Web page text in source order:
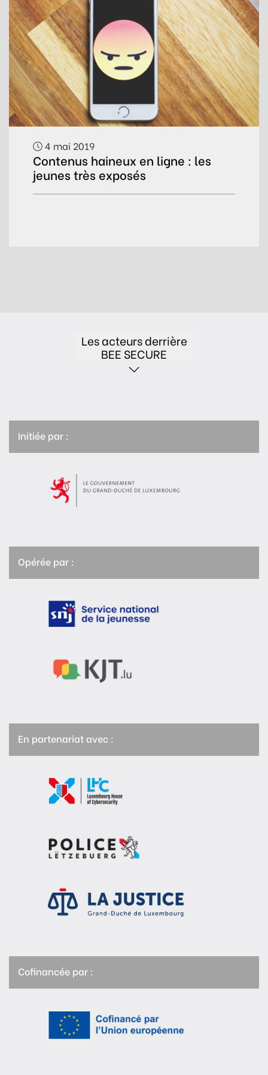
4 mai 2019
Contenus haineux en ligne : les
jeunes très exposés
Les acteurs derrière
BEE SECURE
Initiée par :
Opérée par :
En partenariat avec :
Cofinancée par :